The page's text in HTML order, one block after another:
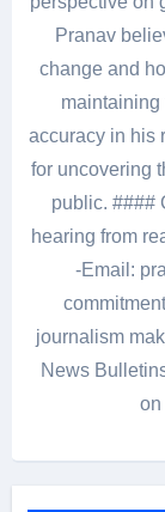
Pranav
change and
maintaining
accuracy in his
for uncovering
public. ####
hearing from
-Email:
journalism
News
on